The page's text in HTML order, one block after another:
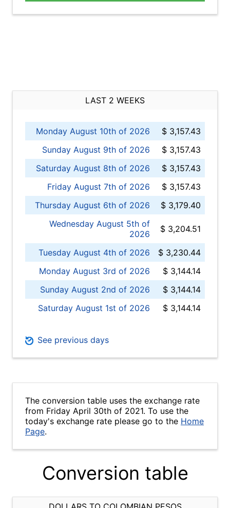
LAST 2 WEEKS
Monday August 10th of 2026
$ 3,157.43
Sunday August 9th of 2026
$ 3,157.43
Saturday August 8th of 2026
$ 3,157.43
Friday August 7th of 2026
$ 3,157.43
Thursday August 6th of 2026
$ 3,179.40
Wednesday August 5th of
2026
$ 3,204.51
Tuesday August 4th of 2026
$ 3,230.44
Monday August 3rd of 2026
$ 3,144.14
Sunday August 2nd of 2026
$ 3,144.14
Saturday August 1st of 2026
$ 3,144.14
See previous days
The conversion table uses the exchange rate
from Friday April 30th of 2021. To use the
today's exchange rate please go to the Home
Page.
Conversion table